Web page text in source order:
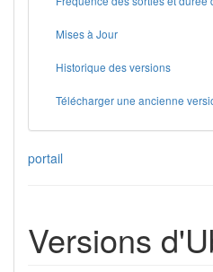
Mises à Jour
Historique des versions
Télécharger une ancienne
portail
Versions